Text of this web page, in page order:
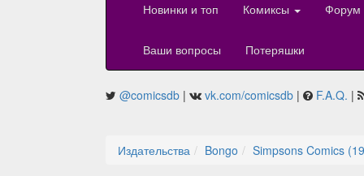
Новинки и топ Комиксы Форум
Ваши вопросы Потеряшки
@comicsdb | vk.com/comicsdb | F.A.Q. |
Издательства Bongo Simpsons Comics